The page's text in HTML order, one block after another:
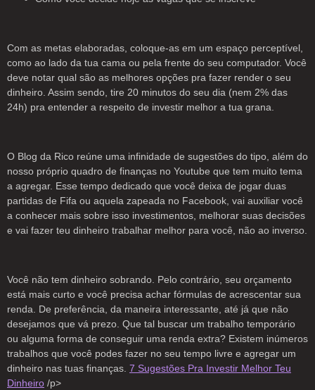
Com as metas elaboradas, coloque-as em um espaço perceptível,
como ao lado da tua cama ou pela frente do seu computador. Você
deve notar qual são as melhores opções pra fazer render o seu
dinheiro. Assim sendo, tire 20 minutos do seu dia (nem 2% das
24h) pra entender a respeito de investir melhor a tua grana.
O Blog da Rico reúne uma infinidade de sugestões do tipo, além do
nosso próprio quadro de finanças no Youtube que tem muito tema
a agregar. Esse tempo dedicado que você deixa de jogar duas
partidas de Fifa ou aquela zapeada no Facebook, vai auxiliar você
a conhecer mais sobre isso investimentos, melhorar suas decisões
e vai fazer teu dinheiro trabalhar melhor para você, não ao inverso.
Você não tem dinheiro sobrando. Pelo contrário, seu orçamento
está mais curto e você precisa achar fórmulas de acrescentar sua
renda. De preferência, da maneira interessante, até já que não
desejamos que vá prezo. Que tal buscar um trabalho temporário
ou alguma forma de conseguir uma renda extra? Existem inúmeros
trabalhos que você podes fazer no seu tempo livre e agregar um
dinheiro nas tuas finanças. 7 Sugestões Pra Investir Melhor Teu
Dinheiro /p>